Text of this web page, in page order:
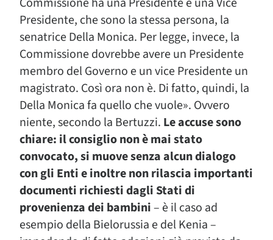
Presidente, che sono la stessa persona, la
senatrice Della Monica. Per legge, invece, la
Commissione dovrebbe avere un Presidente
membro del Governo e un vice Presidente un
magistrato. Così ora non è. Di fatto, quindi, la
Della Monica fa quello che vuole». Ovvero
niente, secondo la Bertuzzi. Le accuse sono
chiare: il consiglio non è mai stato
convocato, si muove senza alcun dialogo
con gli Enti e inoltre non rilascia importanti
documenti richiesti dagli Stati di
provenienza dei bambini – è il caso ad
esempio della Bielorussia e del Kenia –